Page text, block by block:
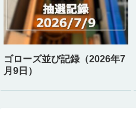
ゴローズ並び記録（2026年7
月9日）